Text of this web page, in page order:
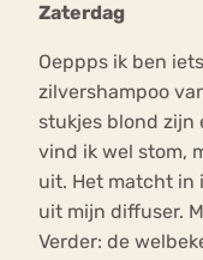
Zaterdag
Oeppps ik ben
zilvershampoo
stukjes blond zijn
vind ik wel stom,
uit. Het matcht in
uit mijn diffuser.
Verder: de